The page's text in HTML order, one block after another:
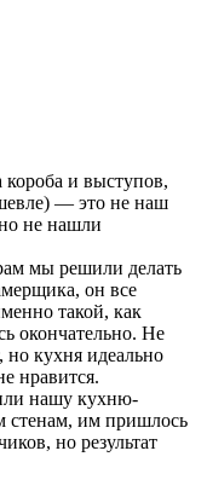
короба и выступов,
— это не наш
не нашли
мы решили делать
он все
такой, как
окончательно. Не
но кухня идеально
нравится.
нашу кухню-
стенам, им пришлось
но результат